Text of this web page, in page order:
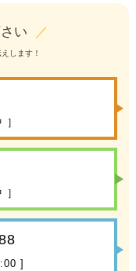
い ／
します！
］
］
]